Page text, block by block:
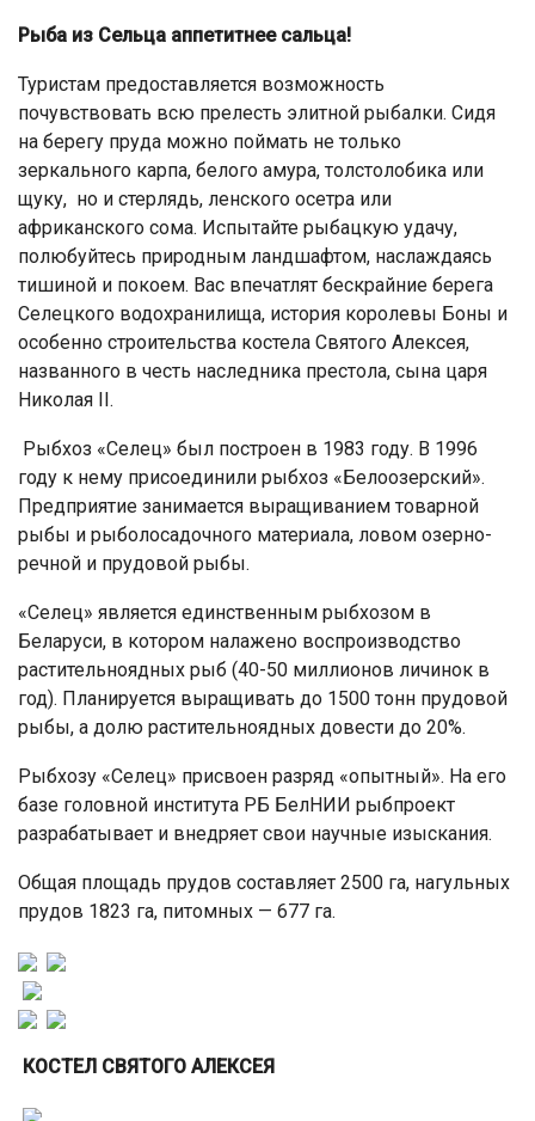
Рыба из Сельца аппетитнее сальца!
Туристам предоставляется возможность
почувствовать всю прелесть элитной рыбалки. Сидя
на берегу пруда можно поймать не только
зеркального карпа, белого амура, толстолобика или
щуку, но и стерлядь, ленского осетра или
африканского сома. Испытайте рыбацкую удачу,
полюбуйтесь природным ландшафтом, наслаждаясь
тишиной и покоем. Вас впечатлят бескрайние берега
Селецкого водохранилища, история королевы Боны и
особенно строительства костела Святого Алексея,
названного в честь наследника престола, сына царя
Николая II.
Рыбхоз «Селец» был построен в 1983 году. В 1996
году к нему присоединили рыбхоз «Белоозерский».
Предприятие занимается выращиванием товарной
рыбы и рыболосадочного материала, ловом озерно-
речной и прудовой рыбы.
«Селец» является единственным рыбхозом в
Беларуси, в котором налажено воспроизводство
растительноядных рыб (40-50 миллионов личинок в
год). Планируется выращивать до 1500 тонн прудовой
рыбы, а долю растительноядных довести до 20%.
Рыбхозу «Селец» присвоен разряд «опытный». На его
базе головной института РБ БелНИИ рыбпроект
разрабатывает и внедряет свои научные изыскания.
Общая площадь прудов составляет 2500 га, нагульных
прудов 1823 га, питомных — 677 га.
КОСТЕЛ СВЯТОГО АЛЕКСЕЯ